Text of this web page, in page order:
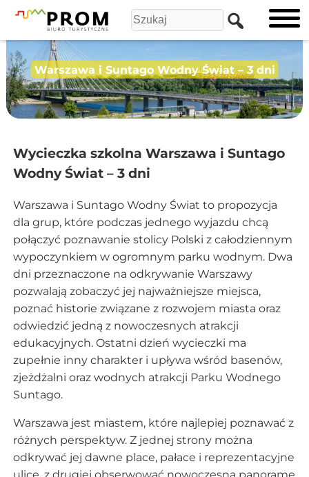
Warszawa i Suntago Wodny Świat – 3 dni
Wycieczka szkolna Warszawa i Suntago
Wodny Świat – 3 dni
Warszawa i Suntago Wodny Świat to propozycja
dla grup, które podczas jednego wyjazdu chcą
połączyć poznawanie stolicy Polski z całodziennym
wypoczynkiem w ogromnym parku wodnym. Dwa
dni przeznaczone na odkrywanie Warszawy
pozwalają zobaczyć jej najważniejsze miejsca,
poznać historie związane z rozwojem miasta oraz
odwiedzić jedną z nowoczesnych atrakcji
edukacyjnych. Ostatni dzień wycieczki ma
zupełnie inny charakter i upływa wśród basenów,
zjeżdżalni oraz wodnych atrakcji Parku Wodnego
Suntago.
Warszawa jest miastem, które najlepiej poznawać z
różnych perspektyw. Z jednej strony można
odkrywać jej dawne place, pałace i reprezentacyjne